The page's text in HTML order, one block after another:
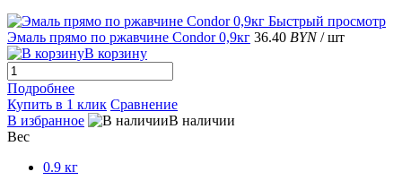
Быстрый просмотр
Эмаль прямо по ржавчине Condor 0,9кг 36.40 BYN / шт
В корзину
Подробнее
Купить в 1 клик Сравнение
В избранное
В наличии
Вес
0.9 кг